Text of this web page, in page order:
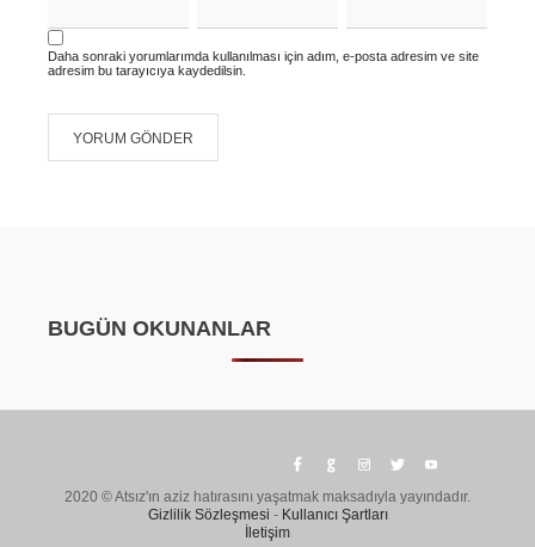
Daha sonraki yorumlarımda kullanılması için adım, e-posta adresim ve site
adresim bu tarayıcıya kaydedilsin.
BUGÜN OKUNANLAR
2020 © Atsız'ın aziz hatırasını yaşatmak maksadıyla yayındadır.
Gizlilik Sözleşmesi - Kullanıcı Şartları
İletişim